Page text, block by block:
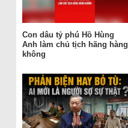
Con dâu tỷ phú Hồ Hùng
Anh làm chủ tịch hãng hàng
không